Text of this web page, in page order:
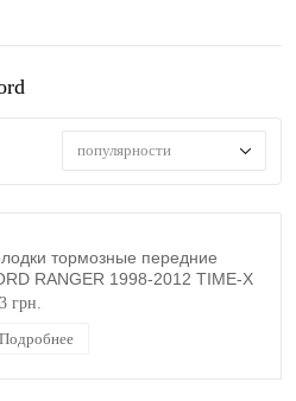
популярности
тормозные передние
RANGER 1998-2012 TIME-X
грн.
Подробнее